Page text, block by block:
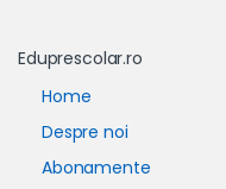
Eduprescolar.ro
Home
Despre noi
Abonamente